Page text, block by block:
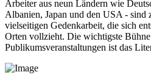
Arbeiter aus neun Ländern wie
Albanien, Japan und den USA - sind
vielseitigen Gedenkarbeit, die sich
Orten vollzieht. Die wichtigste Bühne
Publikumsveranstaltungen ist das